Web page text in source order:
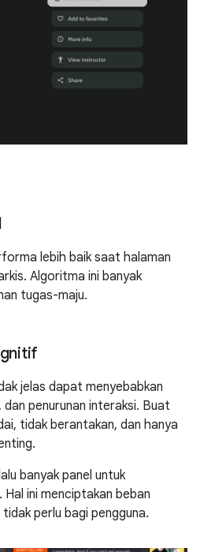
lebih baik saat halaman
Algoritma ini banyak
tugas-maju.
jelas dapat menyebabkan
dan penurunan interaksi. Buat
tidak berantakan, dan hanya
banyak panel untuk
ini menciptakan beban
perlu bagi pengguna.